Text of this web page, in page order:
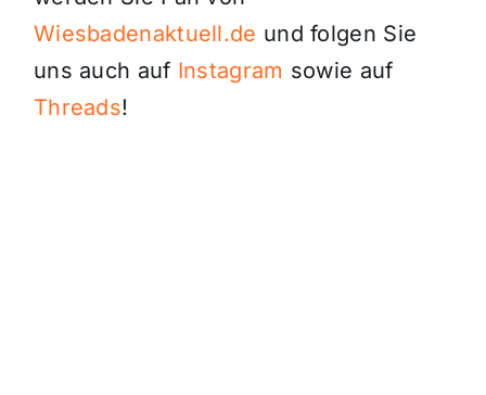
Wiesbadenaktuell.de und folgen Sie
uns auch auf Instagram sowie auf
Threads!